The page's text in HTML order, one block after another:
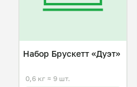
Набор Брускетт «Дуэт»
0,6 кг ≈ 9 шт.